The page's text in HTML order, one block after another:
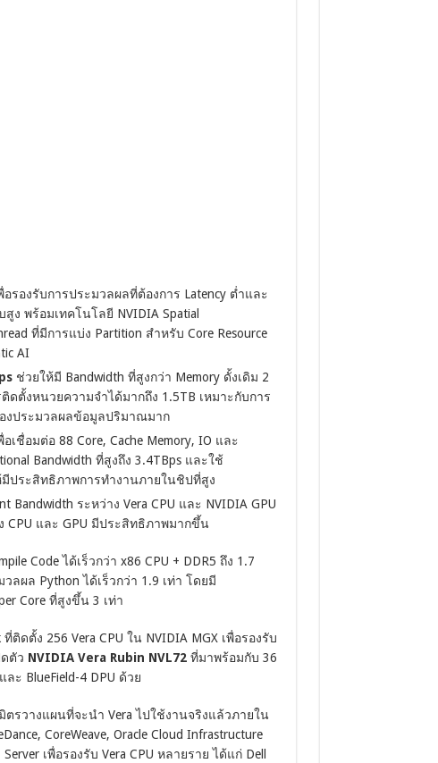
รองรับการประมวลผลที่ต้องการ Latency ต่ำและ
ง พร้อมเทคโนโลยี NVIDIA Spatial
ที่มีการแบ่ง Partition สำหรับ Core Resource
AI
ช่วยให้มี Bandwidth ที่สูงกว่า Memory ดั้งเดิม 2
ตั้งหนวยความจำได้มากถึง 1.5TB เหมาะกับการ
องประมวลผลข้อมูลปริมาณมาก
อเชื่อมต่อ 88 Core, Cache Memory, IO และ
Bandwidth ที่สูงถึง 3.4TBps และใช้
มีประสิทธิภาพการทำงานภายในชิปที่สูง
Bandwidth ระหว่าง Vera CPU และ NVIDIA GPU
CPU และ GPU มีประสิทธิภาพมากขึ้น
Code ได้เร็วกว่า x86 CPU + DDR5 ถึง 1.7
วลผล Python ได้เร็วกว่า 1.9 เท่า โดยมี
Core ที่สูงขึ้น 3 เท่า
ที่ติดตั้ง 256 Vera CPU ใน NVIDIA MGX เพื่อรองรับ
ตัว NVIDIA Vera Rubin NVL72ที่มาพร้อมกับ 36
ละ BlueField-4 DPU ด้วย
รวางแผนที่จะนำ Vera ไปใช้งานจริงแล้วภายใน
CoreWeave, Oracle Cloud Infrastructure
เพื่อรองรับ Vera CPU หลายราย ได้แก่ Dell